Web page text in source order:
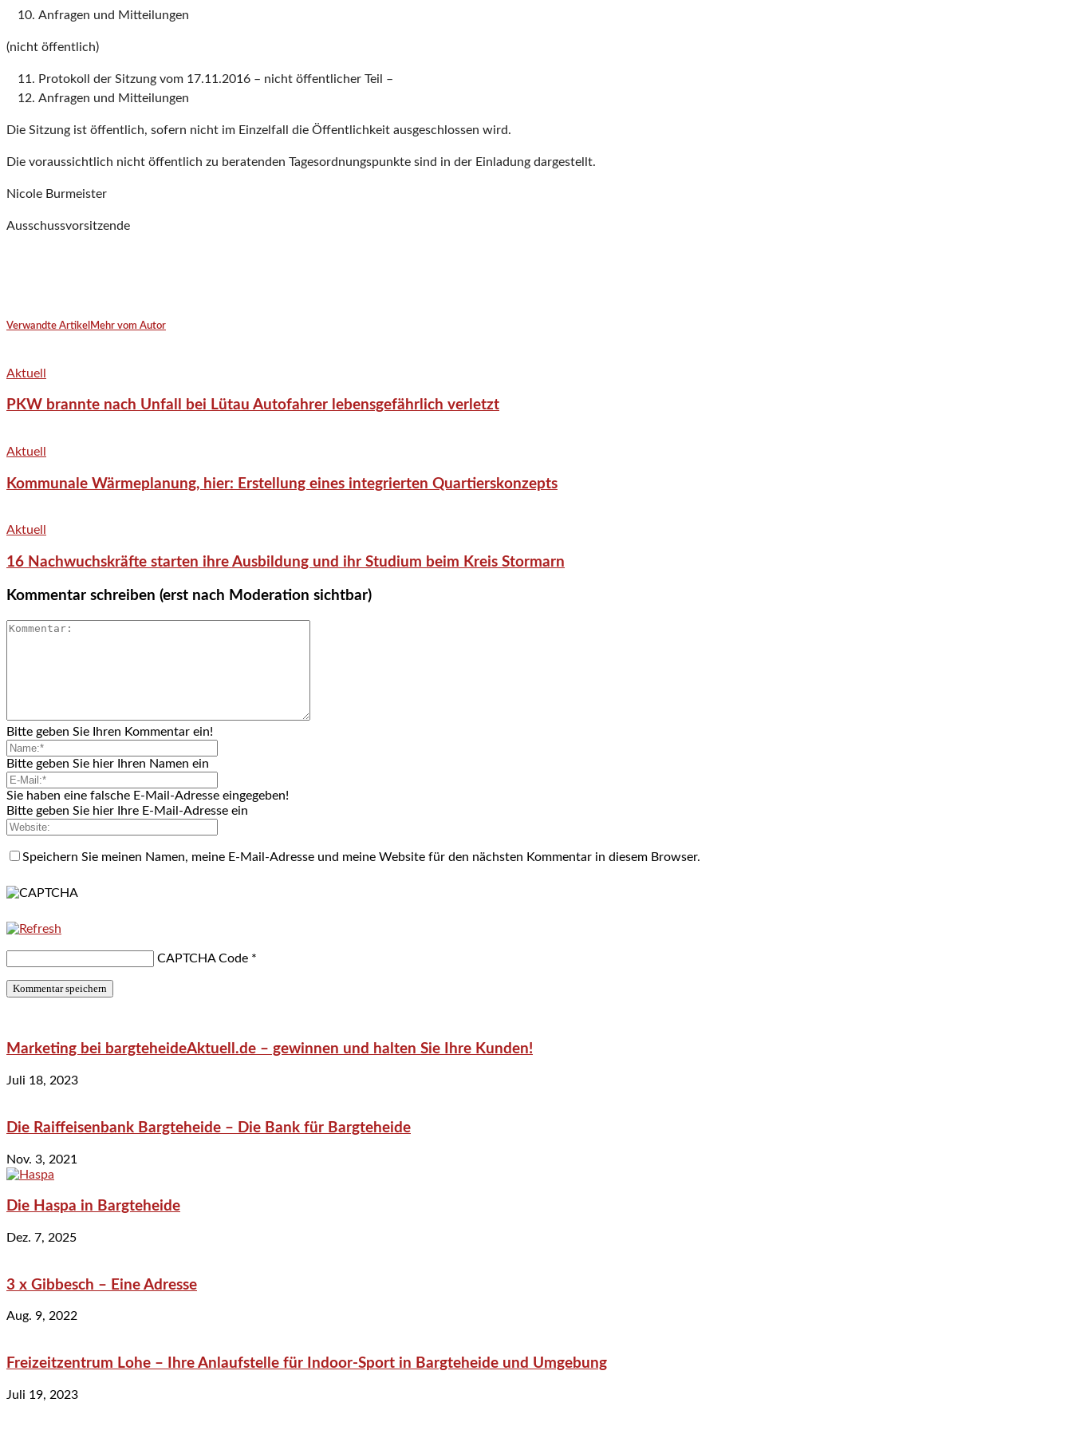
Anfragen und Mitteilungen
(nicht öffentlich)
Protokoll der Sitzung vom 17.11.2016 – nicht öffentlicher Teil –
Anfragen und Mitteilungen
Die Sitzung ist öffentlich, sofern nicht im Einzelfall die Öffentlichkeit ausgeschlossen wird.
Die voraussichtlich nicht öffentlich zu beratenden Tagesordnungspunkte sind in der Einladung dargestellt.
Nicole Burmeister
Ausschussvorsitzende
Verwandte Artikel Mehr vom Autor
Aktuell
PKW brannte nach Unfall bei Lütau Autofahrer lebensgefährlich verletzt
Aktuell
Kommunale Wärmeplanung, hier: Erstellung eines integrierten Quartierskonzepts
Aktuell
16 Nachwuchskräfte starten ihre Ausbildung und ihr Studium beim Kreis Stormarn
Kommentar schreiben (erst nach Moderation sichtbar)
Bitte geben Sie Ihren Kommentar ein!
Bitte geben Sie hier Ihren Namen ein
Sie haben eine falsche E-Mail-Adresse eingegeben!
Bitte geben Sie hier Ihre E-Mail-Adresse ein
Speichern Sie meinen Namen, meine E-Mail-Adresse und meine Website für den nächsten Kommentar in diesem Browser.
CAPTCHA Code *
Marketing bei bargteheideAktuell.de – gewinnen und halten Sie Ihre Kunden!
Juli 18, 2023
Die Raiffeisenbank Bargteheide – Die Bank für Bargteheide
Nov. 3, 2021
Die Haspa in Bargteheide
Dez. 7, 2025
3 x Gibbesch – Eine Adresse
Aug. 9, 2022
Freizeitzentrum Lohe – Ihre Anlaufstelle für Indoor-Sport in Bargteheide und Umgebung
Juli 19, 2023